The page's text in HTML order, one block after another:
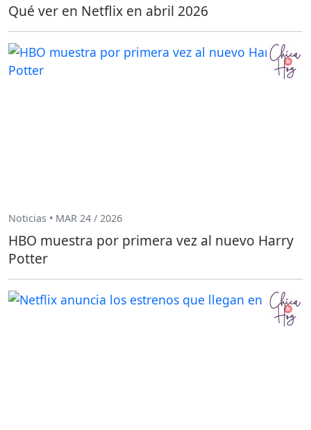
Qué ver en Netflix en abril 2026
Noticias • MAR 24 / 2026
HBO muestra por primera vez al nuevo Harry
Potter